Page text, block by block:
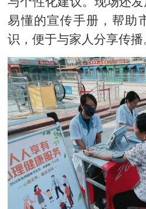
易懂的宣传手册，帮助
识，便于与家人分享传播